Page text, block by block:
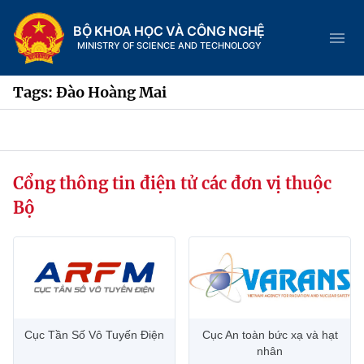
BỘ KHOA HỌC VÀ CÔNG NGHỆ
MINISTRY OF SCIENCE AND TECHNOLOGY
Trang chủ
Chức năng nhiệm vụ
Tin tức sự kiện
Hệ thống văn bản
Tags: Đào Hoàng Mai
Cổng thông tin điện tử các đơn vị thuộc
Bộ
Cục Tần Số Vô Tuyến Điện
Cục An toàn bức xạ và hạt
nhân